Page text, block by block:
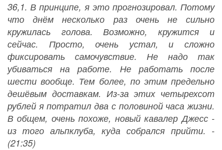
36,1. В принципе, я это прогнозировал. Потому
что днём несколько раз очень не сильно
кружилась голова. Возможно, кружится и
сейчас. Просто, очень устал, и сложно
фиксировать самочувствие. Не надо так
убиваться на работе. Не работать после
шести вообще. Тем более, по этим предельно
дешёвым доставкам. Из-за этих четырехсот
рублей я потратил два с половиной часа жизни.
В общем, очень похоже, новый кавалер Джесс -
из того альпклуба, куда собрался прийти. -
(21:35)